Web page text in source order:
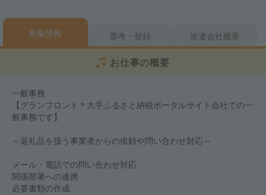
募集情報 選考・登録 派遣会社概要
お仕事の概要
一般事務
【グランフロント＊大手ふるさと納税ポータルサイト会社での一
般事務です】
～返礼品を扱う事業者からの依頼や問い合わせ対応～
メール・電話での問い合わせ対応
関係部署への連携
必要書類の作成